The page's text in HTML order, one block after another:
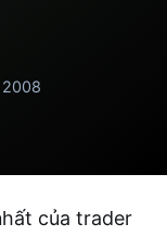
2008
của trader